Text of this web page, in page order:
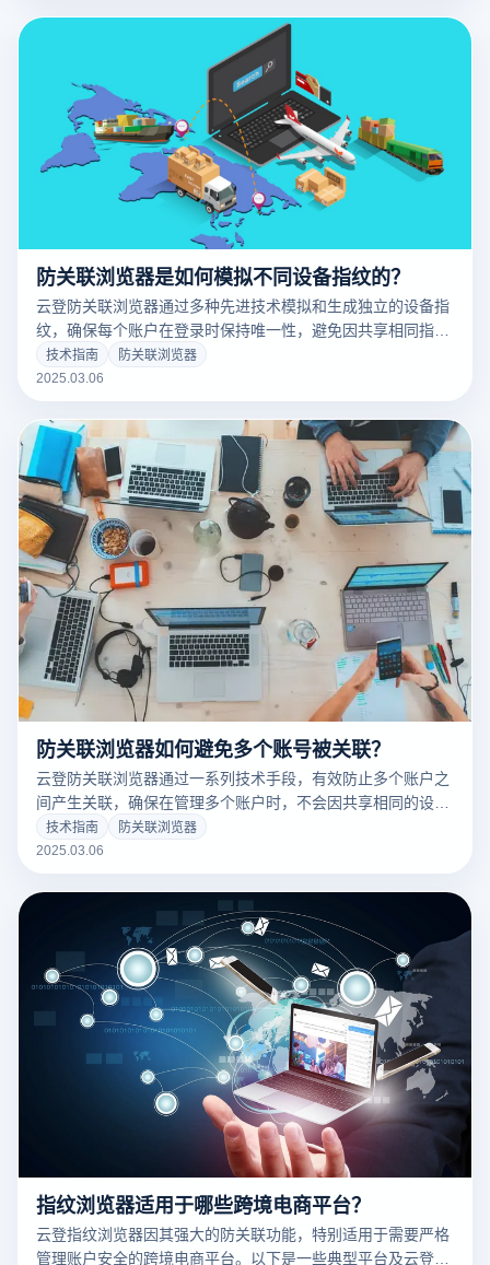
防关联浏览器是如何模拟不同设备指纹的？
云登防关联浏览器通过多种先进技术模拟和生成独立的设备指
纹，确保每个账户在登录时保持唯一性，避免因共享相同指纹
而被平台关联。以下是云登防关联浏览器实现不同设备指纹模
拟的核心技术：
技术指南
防关联浏览器
2025.03.06
防关联浏览器如何避免多个账号被关联？
云登防关联浏览器通过一系列技术手段，有效防止多个账户之
间产生关联，确保在管理多个账户时，不会因共享相同的设备
信息、IP地址或浏览器指纹等而被平台识别为同一用户。这对
于跨境电商和多账户社交媒体操作等场景尤为关键。以下是云
技术指南
防关联浏览器
2025.03.06
指纹浏览器适用于哪些跨境电商平台？
云登指纹浏览器因其强大的防关联功能，特别适用于需要严格
管理账户安全的跨境电商平台。以下是一些典型平台及云登指